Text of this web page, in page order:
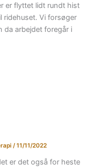
er flyttet lidt rundt hist
ridehuset. Vi forsøger
da arbejdet foregår i
/11/11/2022
er det også for heste